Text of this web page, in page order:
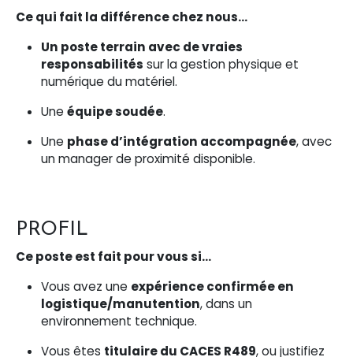
Ce qui fait la différence chez nous…
Un poste terrain avec de vraies
responsabilités sur la gestion physique et
numérique du matériel.
Une équipe soudée.
Une phase d’intégration accompagnée, avec
un manager de proximité disponible.
PROFIL
Ce poste est fait pour vous si…
Vous avez une expérience confirmée en
logistique/manutention, dans un
environnement technique.
Vous êtes titulaire du CACES R489, ou justifiez